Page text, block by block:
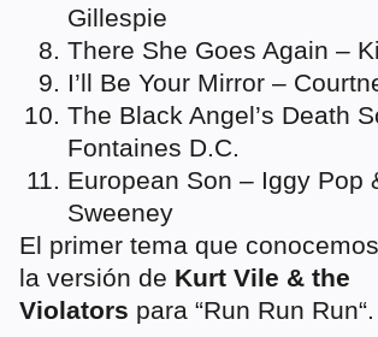
Gillespie
There She Goes Again –
I’ll Be Your Mirror –
The Black Angel’s Death
Fontaines D.C.
European Son – Iggy Pop
Sweeney
El primer tema que
la versión de Kurt Vile & the
Violators para “Run Run Run“.